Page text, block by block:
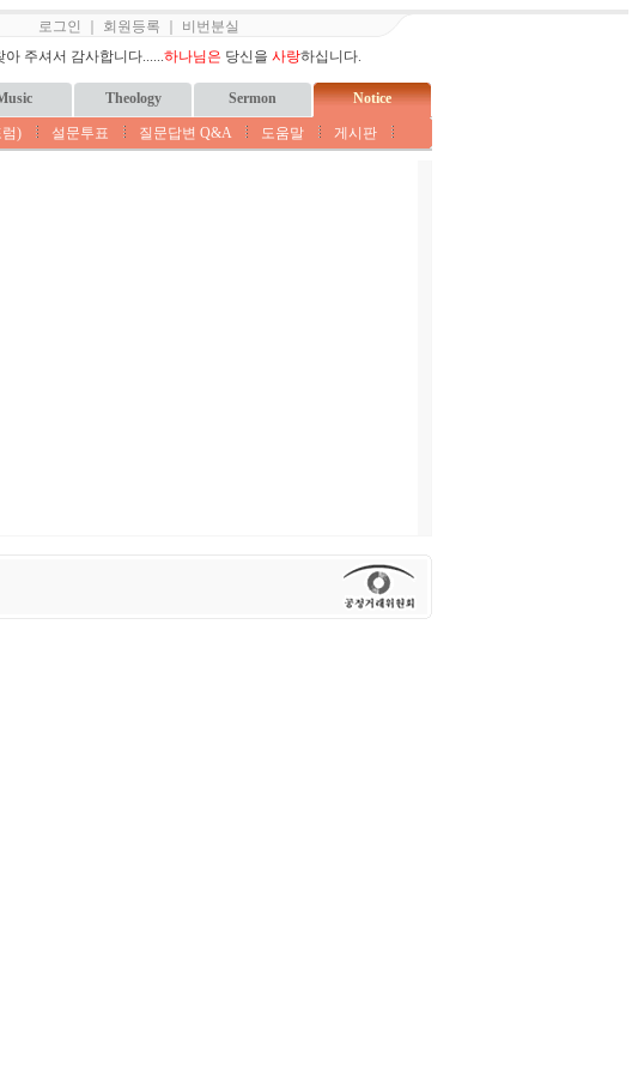
로그인 회원등록
비번분실
아 주셔서 감사합니다......하나님은 당신을 사랑하십니다.
Theology Sermon Notice
럼) 설문투표 질문답변 Q&A 도움말 게시판